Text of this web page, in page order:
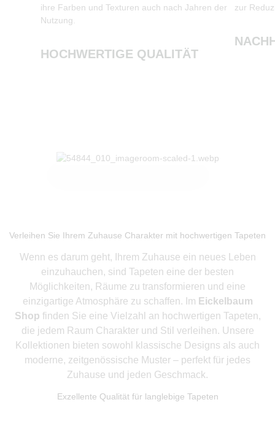
ihre Farben und Texturen auch nach Jahren der
Nutzung.
HOCHWERTIGE QUALITÄT
zur
Verleihen Sie Ihrem Zuhause Charakter mit hochwertigen Tapeten
Wenn es darum geht, Ihrem Zuhause ein neues Leben
einzuhauchen, sind Tapeten eine der besten
Möglichkeiten, Räume zu transformieren und eine
einzigartige Atmosphäre zu schaffen. Im Eickelbaum
Shop finden Sie eine Vielzahl an hochwertigen Tapeten,
die jedem Raum Charakter und Stil verleihen. Unsere
Kollektionen bieten sowohl klassische Designs als auch
moderne, zeitgenössische Muster – perfekt für jedes
Zuhause und jeden Geschmack.
Exzellente Qualität für langlebige Tapeten